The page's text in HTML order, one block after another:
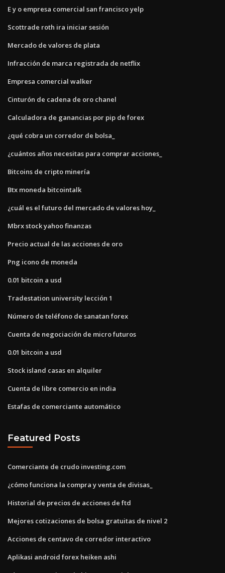
E y o empresa comercial san francisco yelp
Scottrade roth ira iniciar sesión
Mercado de valores de plata
Infracción de marca registrada de netflix
Empresa comercial walker
Cinturón de cadena de oro chanel
Calculadora de ganancias por pip de forex
¿qué cobra un corredor de bolsa_
¿cuántos años necesitas para comprar acciones_
Bitcoins de cripto minería
Btx moneda bitcointalk
¿cuál es el futuro del mercado de valores hoy_
Mbrx stock yahoo finanzas
Precio actual de las acciones de oro
Png icono de moneda
0.01 bitcoin a usd
Tradestation university lección 1
Número de teléfono de sanatan forex
Cuenta de negociación de micro futuros
0.01 bitcoin a usd
Stock island casas en alquiler
Cuenta de libre comercio en india
Estafas de comerciante automático
Featured Posts
Comerciante de crudo investing.com
¿cómo funciona la compra y venta de divisas_
Historial de precios de acciones de ftd
Mejores cotizaciones de bolsa gratuitas de nivel 2
Acciones de centavo de corredor interactivo
Aplikasi android forex heiken ashi